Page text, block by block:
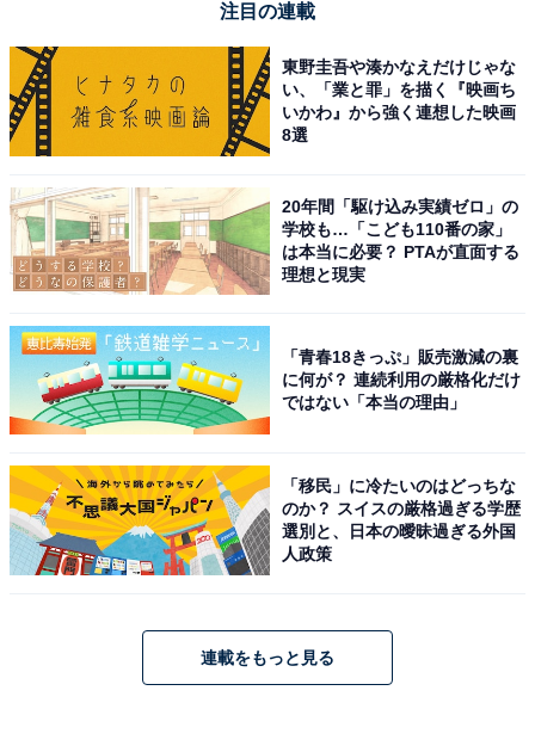
※掲載されている情報は記事公開時のものです。あらか
じめご了承ください。 また、記事中の宿泊プランを予約
すると、売上の一部がオールアバウトに還元されること
があります。
この記事の執筆者： All About ニュース 旅行
部
される売れ筋ランキングや、見逃せないセール・キャンペーン情報
など、お得に旅を楽しむための秘けつが満載です。さらに、ここで
しか読めない独自コンテンツも充実。編集部員による宿泊レビュー
では、公式Webサイトだけでは分からないリアルな様子を紹介しま
す。
...続きを読む
【楽天トラベル売れ筋1位】佐賀県「嬉野温泉
湯宿皿山」は美肌の湯と器の世界に癒される宿
【5月11日】
注目の連載
東野圭吾や湊かなえだけじゃな
い、「業と罪」を描く『映画ち
いかわ』から強く連想した映画
8選
20年間「駆け込み実績ゼロ」の
学校も…「こども110番の家」
は本当に必要？ PTAが直面する
理想と現実
「青春18きっぷ」販売激減の裏
に何が？ 連続利用の厳格化だけ
ではない「本当の理由」
「移民」に冷たいのはどっちな
のか？ スイスの厳格過ぎる学歴
選別と、日本の曖昧過ぎる外国
人政策
連載をもっと見る